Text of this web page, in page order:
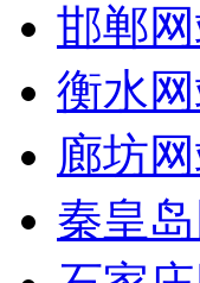
邯郸
衡水
廊坊
秦皇